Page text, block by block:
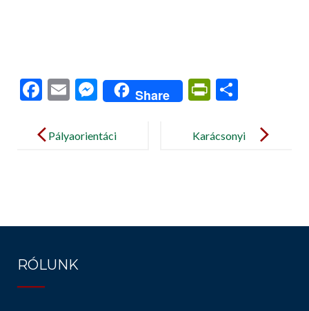
F
e
k
E
ai
M
se
Share
Pr
tF
dl
ar
navigationPályaorientáci
Karácsonyi
RÓLUNK